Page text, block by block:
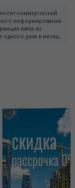
коммерческий
информирования
взята из
одного раза в месяц.